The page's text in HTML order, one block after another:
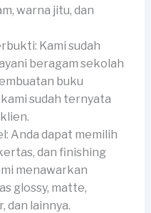
warna jitu, dan
Kami sudah
beragam sekolah
buku
sudah ternyata
Anda dapat memilih
dan finishing
menawarkan
glossy, matte,
dan lainnya.